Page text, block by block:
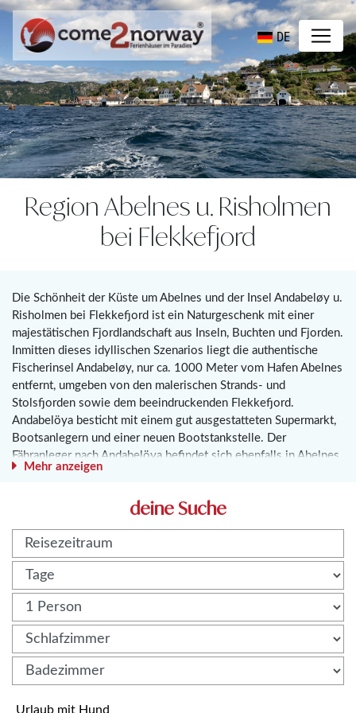
DE
Region Abelnes u. Risholmen
bei Flekkefjord
Die Schönheit der Küste um Abelnes und der Insel Andabeløy u.
Risholmen bei Flekkefjord ist ein Naturgeschenk mit einer
majestätischen Fjordlandschaft aus Inseln, Buchten und Fjorden.
Inmitten dieses idyllischen Szenarios liegt die authentische
Fischerinsel Andabeløy, nur ca. 1000 Meter vom Hafen Abelnes
entfernt, umgeben von den malerischen Strands- und
Stolsfjorden sowie dem beeindruckenden Flekkefjord.
Andabelöya besticht mit einem gut ausgestatteten Supermarkt,
Bootsanlegern und einer neuen Bootstankstelle. Der
Fähranleger nach Andabelöya befindet sich ebenfalls in Abelnes.
Nur 2 Seemeilen entfernt wartet die faszinierende Insel Hidra
entfernt, ist eine kleine, autofreie Insel und beherbergt nur
ineinander übergehen und asphaltierte Straßen ein Fremdwort
sind. Abelnes hingegen ist ein Ort, der sich der Erholung und
der Hobbyfischerei widmet. Hier steht familiäres
Beisammensein im Mittelpunkt des Lebens. Naturbegeisterte
Familien und Angler aus ganz Europa pilgern das ganze Jahr über
in diese bezaubernde Region, um Seelachs, Leng, Dorsch,
haben Erfolg. Die Gewässer hier sind reich an Fisch, was
jahrzehntelang die Lebensgrundlage der Küstenbewohner
Mehr anzeigen
deine Suche
Urlaub mit Hund